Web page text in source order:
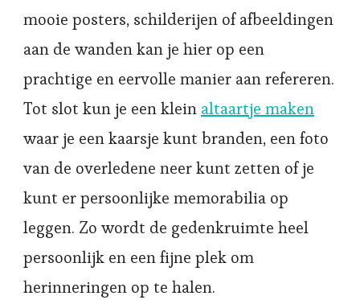
mooie posters, schilderijen of afbeeldingen
aan de wanden kan je hier op een
prachtige en eervolle manier aan refereren.
Tot slot kun je een klein altaartje maken
waar je een kaarsje kunt branden, een foto
van de overledene neer kunt zetten of je
kunt er persoonlijke memorabilia op
leggen. Zo wordt de gedenkruimte heel
persoonlijk en een fijne plek om
herinneringen op te halen.